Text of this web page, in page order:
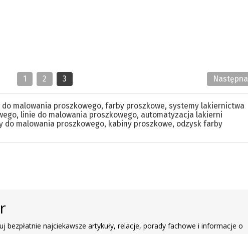
1 2 3 Następna
do malowania proszkowego, farby proszkowe, systemy lakiernictwa
, linie do malowania proszkowego, automatyzacja lakierni
do malowania proszkowego, kabiny proszkowe, odzysk farby
bezpłatnie najciekawsze artykuły, relacje, porady fachowe i informacje o